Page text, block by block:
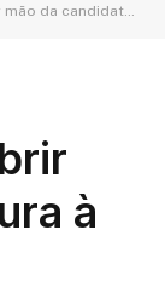
candidatura à reeleição
à